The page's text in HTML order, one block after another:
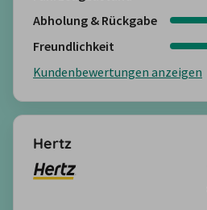
Abholung & Rückgabe
Freundlichkeit
Kundenbewertungen anzeigen
Hertz